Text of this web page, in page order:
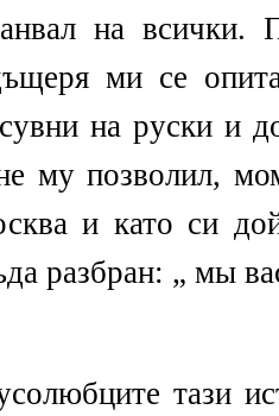
на всички.
ми се
на руски и
му позволил,
и като си
разбран: „ мы
тази